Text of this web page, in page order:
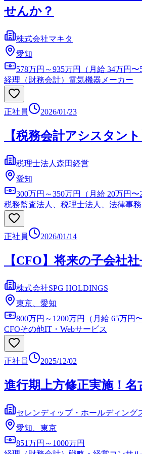
せんか？
株式会社マキタ
愛知
578万円～935万円（月給 34万円〜
経理（財務会計） 電気機器メーカー
正社員 2026/01/23
【税務会計アシスタン
税理士法人森田経営
愛知
300万円～350万円（月給 20万円〜
税務監査法人、税理士法人、法律事
正社員 2026/01/14
【CFO】将来の子会社
株式会社SPG HOLDINGS
東京、愛知
800万円～1200万円（月給 65万円
CFOその他IT・Webサービス
正社員 2025/12/02
進行期上方修正実施！
セレンディップ・ホールディング
愛知、東京
851万円～1000万円